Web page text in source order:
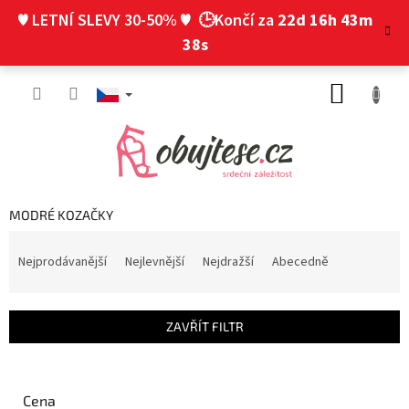
♥ LETNÍ SLEVY 30-50% ♥ 🕒Končí za 22d 16h 43m
37s
MODRÉ KOZAČKY
í
Nejprodávanější Nejlevnější Nejdražší Abecedně
ZAVŘÍT FILTR
Cena